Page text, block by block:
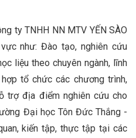
ty TNHH NN MTV YẾN SÀO
như: Đào tạo, nghiên cứu
liệu theo chuyên ngành, lĩnh
tổ chức các chương trình,
trợ địa điểm nghiên cứu cho
Đại học Tôn Đức Thắng -
kiến tập, thực tập tại các